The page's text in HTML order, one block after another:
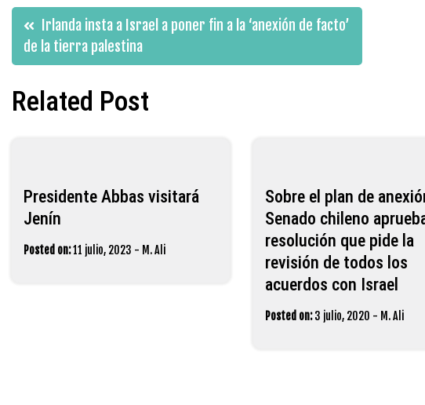
Navegación
de
entradas
Irlanda insta a Israel a poner fin a la ‘anexión de facto’
de la tierra palestina
Related Post
Presidente Abbas visitará
Jenín
Posted on:11 julio, 2023 - M. Ali
Sobre el plan de
Senado chileno
resolución que pide la
revisión de todos los
acuerdos con Israel
Posted on: 3 julio, 2020 - M. Ali